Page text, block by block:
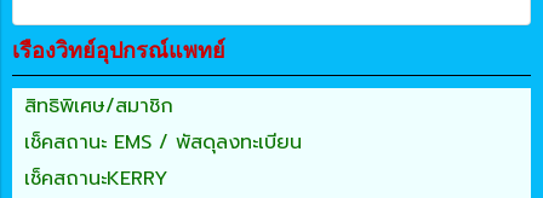
เรืองวิทย์อุปกรณ์แพทย์
สิทธิพิเศษ/สมาชิก
เช็คสถานะ EMS / พัสดุลงทะเบียน
เช็คสถานะKERRY